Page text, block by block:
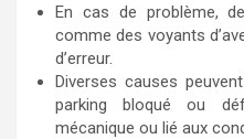
En cas de problème,
comme des voyants
d’erreur.
Diverses causes
parking bloqué ou
mécanique ou lié aux